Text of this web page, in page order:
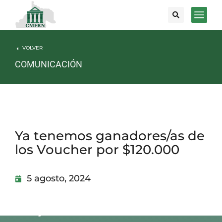
VOLVER
COMUNICACIÓN
Ya tenemos ganadores/as de
los Voucher por $120.000
5 agosto, 2024